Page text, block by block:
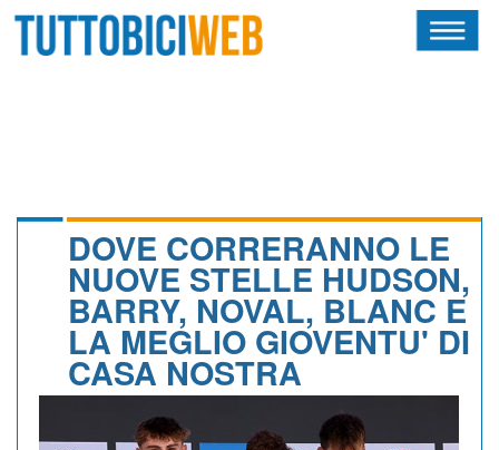
CALENDARIO
ALBI D'ORO
DOVE CORRERANNO LE
NUOVE STELLE HUDSON,
BARRY, NOVAL, BLANC E
LA MEGLIO GIOVENTU' DI
CASA NOSTRA